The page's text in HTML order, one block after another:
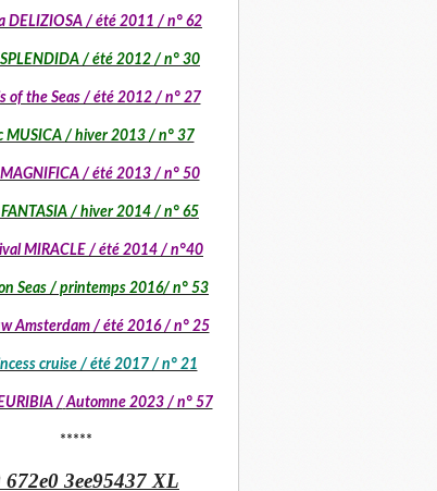
DELIZIOSA / été 2011 / n° 62
/ été 2012 / n° 30
of the Seas / été 2012 / n° 27
MUSICA / hiver 2013 / n° 37
/ été 2013 / n° 50
/ hiver 2014 / n° 65
MIRACLE / été 2014 / n°40
Seas / printemps 2016/ n° 53
Amsterdam / été 2016 / n° 25
cruise / été 2017 / n° 21
/ Automne 2023 / n° 57
*****